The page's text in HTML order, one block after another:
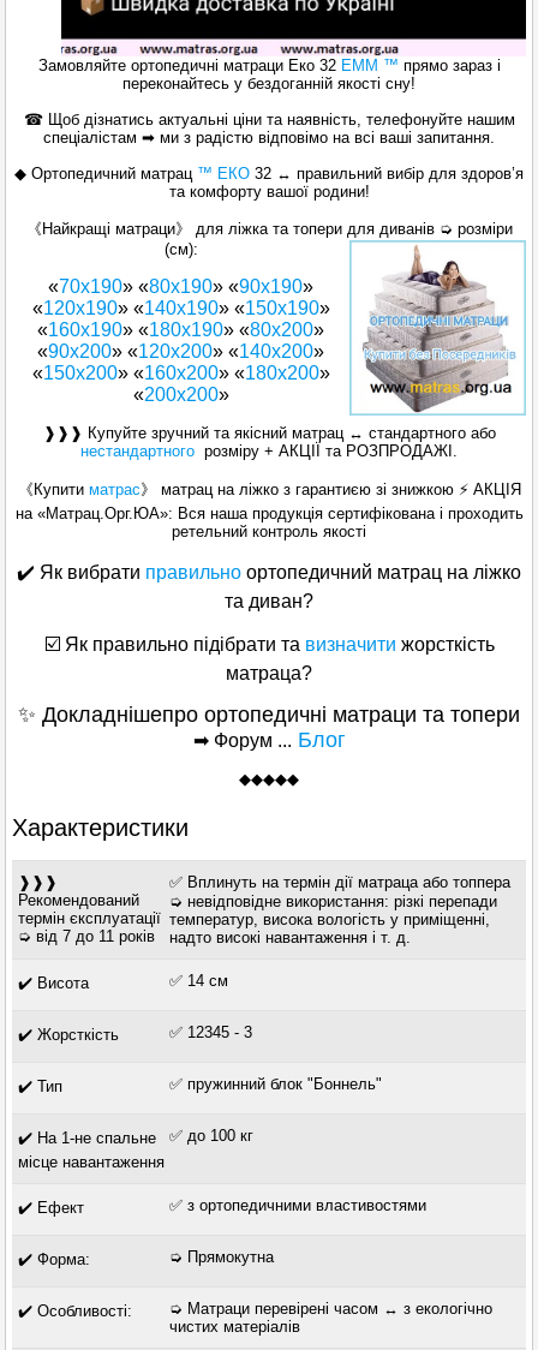
Замовляйте ортопедичні матраци Еко 32 ЕММ ™ прямо зараз і
переконайтесь у бездоганній якості сну!
☎ Щоб дізнатись актуальні ціни та наявність, телефонуйте нашим
спеціалістам ➡ ми з радістю відповімо на всі ваші запитання.
◆ Ортопедичний матрац ™ ЕКО 32 ↔ правильний вибір для здоров’я
та комфорту вашої родини!
《Найкращі матраци》 для ліжка та топери для диванів ➭ розміри
(см):
«70х190» «80х190» «90х190»
«120x190» «140х190» «150x190»
«160x190» «180x190» «80x200»
«90x200» «120x200» «140x200»
«150x200» «160х200» «180х200»
«200x200»
❱❱❱ Купуйте зручний та якісний матрац ↔ стандартного або
нестандартного розміру + АКЦІЇ та РОЗПРОДАЖІ.
《Купити матрас》 матрац на ліжко з гарантиєю зі знижкою ⚡ АКЦІЯ
на «Матрац.Орг.ЮА»: Вся наша продукція сертифікована і проходить
ретельний контроль якості
✔️ Як вибрати правильно ортопедичний матрац на ліжко
та диван?
☑️ Як правильно підібрати та визначити жорсткість
матраца?
✨ Докладнішепро ортопедичні матраци та топери
➡ Форум ... Блог
◆◆◆◆◆
Характеристики
❱❱❱
Рекомендований
термін єксплуатації
➭ від 7 до 11 років
✅ Вплинуть на термін дії матраца або топпера
➭ невідповідне використання: різкі перепади
температур, висока вологість у приміщенні,
надто високі навантаження і т. д.
✔️ Висота ✅ 14 см
✔️ Жорсткість ✅ 12345 - 3
✔️ Тип ✅ пружинний блок "Боннель"
✔️ На 1-не спальне
місце навантаження
✅ до 100 кг
✔️ Ефект ✅ з ортопедичними властивостями
✔️ Форма: ➭ Прямокутна
✔️ Особливості:
➭ Матраци перевірені часом ↔ з екологічно
чистих матеріалів